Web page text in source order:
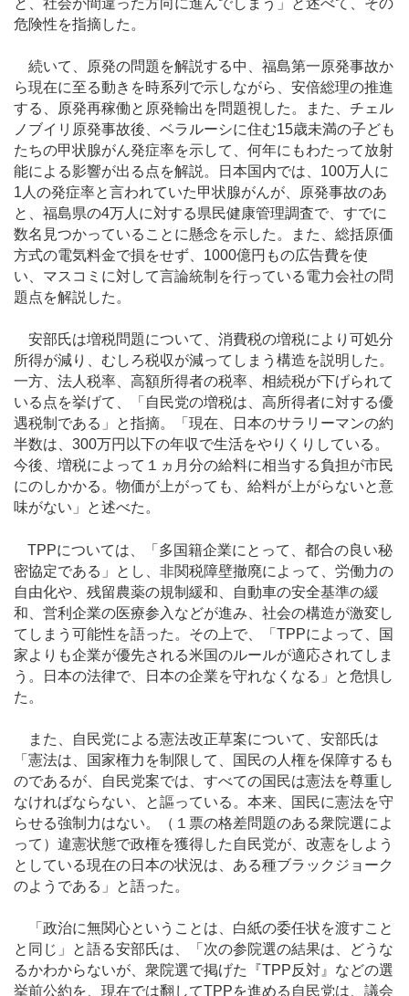
危険性を指摘した。
続いて、原発の問題を解説する中、福島第一原発事故か
ら現在に至る動きを時系列で示しながら、安倍総理の推進
する、原発再稼働と原発輸出を問題視した。また、チェル
ノブイリ原発事故後、ベラルーシに住む15歳未満の子ども
たちの甲状腺がん発症率を示して、何年にもわたって放射
能による影響が出る点を解説。日本国内では、100万人に
1人の発症率と言われていた甲状腺がんが、原発事故のあ
と、福島県の4万人に対する県民健康管理調査で、すでに
数名見つかっていることに懸念を示した。また、総括原価
方式の電気料金で損をせず、1000億円もの広告費を使
い、マスコミに対して言論統制を行っている電力会社の問
題点を解説した。
安部氏は増税問題について、消費税の増税により可処分
所得が減り、むしろ税収が減ってしまう構造を説明した。
一方、法人税率、高額所得者の税率、相続税が下げられて
いる点を挙げて、「自民党の増税は、高所得者に対する優
遇税制である」と指摘。「現在、日本のサラリーマンの約
半数は、300万円以下の年収で生活をやりくりしている。
今後、増税によって１ヵ月分の給料に相当する負担が市民
にのしかかる。物価が上がっても、給料が上がらないと意
味がない」と述べた。
TPPについては、「多国籍企業にとって、都合の良い秘
密協定である」とし、非関税障壁撤廃によって、労働力の
自由化や、残留農薬の規制緩和、自動車の安全基準の緩
和、営利企業の医療参入などが進み、社会の構造が激変し
てしまう可能性を語った。その上で、「TPPによって、国
家よりも企業が優先される米国のルールが適応されてしま
う。日本の法律で、日本の企業を守れなくなる」と危惧し
た。
また、自民党による憲法改正草案について、安部氏は
「憲法は、国家権力を制限して、国民の人権を保障するも
のであるが、自民党案では、すべての国民は憲法を尊重し
なければならない、と謳っている。本来、国民に憲法を守
らせる強制力はない。（１票の格差問題のある衆院選によ
って）違憲状態で政権を獲得した自民党が、改憲をしよう
としている現在の日本の状況は、ある種ブラックジョーク
のようである」と語った。
「政治に無関心ということは、白紙の委任状を渡すこと
と同じ」と語る安部氏は、「次の参院選の結果は、どうな
るかわからないが、衆院選で掲げた『TPP反対』などの選
挙前公約を、現在では翻してTPPを進める自民党は、議会